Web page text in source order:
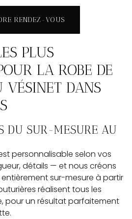
RENDEZ-VOUS
PLUS
LA ROBE DE
VÉSINET DANS
DU SUR-MESURE AU
personnalisable selon vos
détails — et nous créons
sur-mesure à partir
réalisent tous les
pour un résultat parfaitement